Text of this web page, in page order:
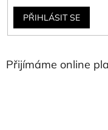
PŘIHLÁSIT SE
Přijímáme online